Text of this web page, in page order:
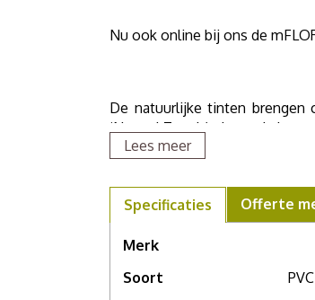
Nu ook online bij ons de
De natuurlijke tinten
‘Natural Touch’, de prachtige
x 23 cm grote stroken in 6
Hervik Lena 85107.
Als u meer wilt weten over
een afspraak in één van onze
Lees meer
Specificaties Offerte
Merk
Soort